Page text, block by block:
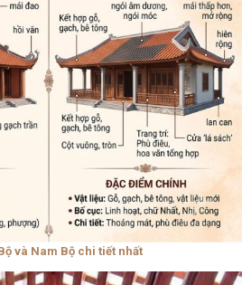
và Nam Bộ chi tiết nhất